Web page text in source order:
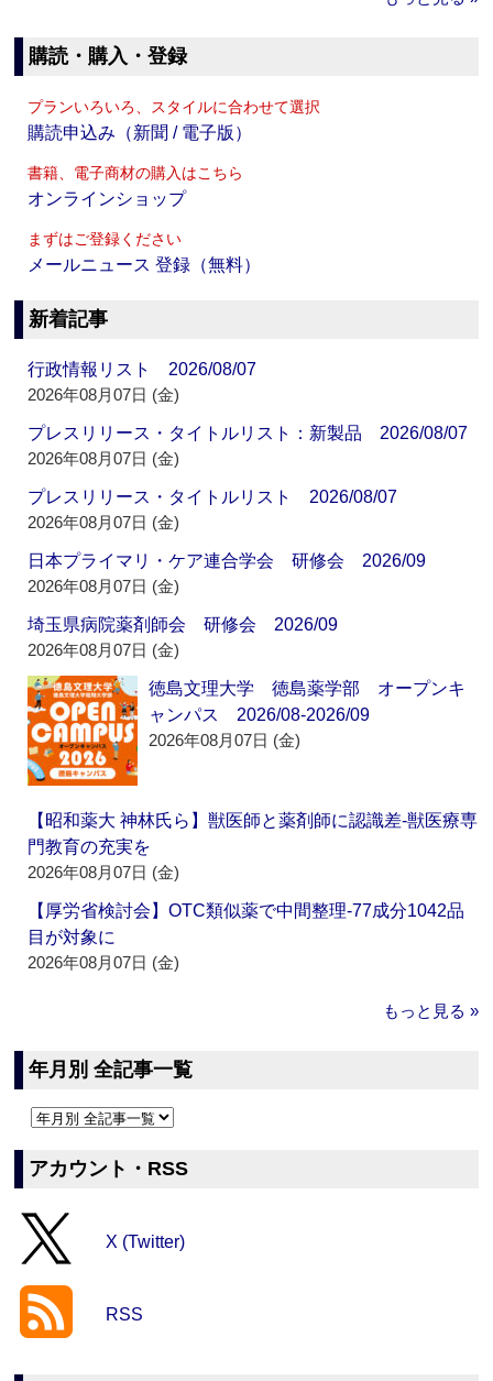
購読・購入・登録
プランいろいろ、スタイルに合わせて選択
購読申込み（新聞 / 電子版）
書籍、電子商材の購入はこちら
オンラインショップ
まずはご登録ください
メールニュース 登録（無料）
新着記事
行政情報リスト 2026/08/07
2026年08月07日 (金)
プレスリリース・タイトルリスト：新製品 2026/08/07
2026年08月07日 (金)
プレスリリース・タイトルリスト 2026/08/07
2026年08月07日 (金)
日本プライマリ・ケア連合学会 研修会 2026/09
2026年08月07日 (金)
埼玉県病院薬剤師会 研修会 2026/09
2026年08月07日 (金)
徳島文理大学 徳島薬学部 オープンキ
ャンパス 2026/08-2026/09
2026年08月07日 (金)
【昭和薬大 神林氏ら】獣医師と薬剤師に認識差‐獣医療専
門教育の充実を
2026年08月07日 (金)
【厚労省検討会】OTC類似薬で中間整理‐77成分1042品
目が対象に
2026年08月07日 (金)
もっと見る »
年月別 全記事一覧
アカウント・RSS
X (Twitter)
RSS